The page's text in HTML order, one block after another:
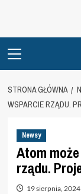
Menu
STRONA GŁÓWNA
WSPARCIE RZĄDU.
Newsy
Atom
rządu.
19 sierpnia, 2024